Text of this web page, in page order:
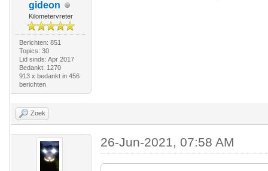
gideon
Kilometervreter
Berichten: 851
Topics: 30
Lid sinds: Apr 2017
Bedankt: 1270
913 x bedankt in 456
berichten
Zoek
26-Jun-2021, 07:58 AM